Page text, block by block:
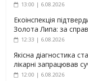
13:00 | 6.08.2026
Екоінспекція
Золота Липа: за
12:33 | 6.08.2026
Якісна діагностика
лікарні запрацював
12:00 | 6.08.2026